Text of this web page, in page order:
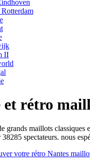
Rotterdam
II
et rétro
grands maillots
38285 spectateurs. nous
votre rétro Nantes